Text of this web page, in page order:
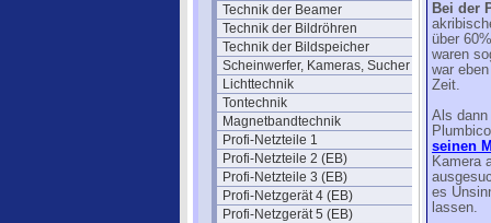
Technik der Beamer
Technik der Bildröhren
Technik der Bildspeicher
Scheinwerfer, Kameras, Sucher
Lichttechnik
Tontechnik
Magnetbandtechnik
Profi-Netzteile 1
Profi-Netzteile 2 (EB)
Profi-Netzteile 3 (EB)
Profi-Netzgerät 4 (EB)
Profi-Netzgerät 5 (EB)
Bei der
über
waren
war
Zeit.
Als dann
seinen
Kamera
es
lassen.